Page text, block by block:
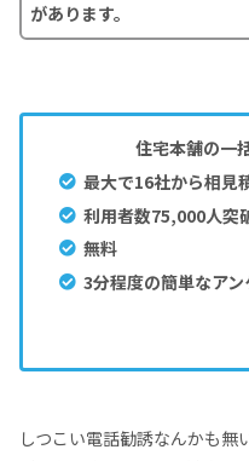
があります。
住宅本舗の一
最大で16社から相見
利用者数75,000人突
無料
3分程度の簡単なア
しつこい電話勧誘なんかも